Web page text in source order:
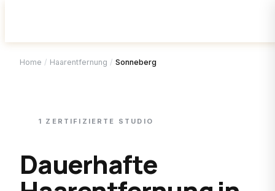
Home / Haarentfernung / Sonneberg
1 ZERTIFIZIERTE STUDIO
Dauerhafte